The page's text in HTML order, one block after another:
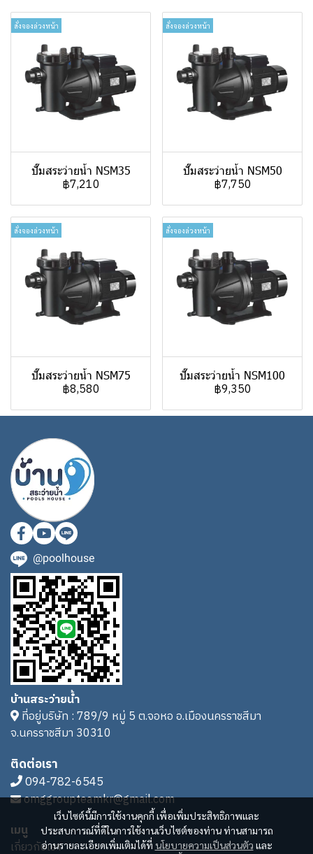
สั่งจองล่วงหน้า
ปั๊มสระว่ายน้ำ NSM35
฿7,210
สั่งจองล่วงหน้า
ปั๊มสระว่ายน้ำ NSM50
฿7,750
สั่งจองล่วงหน้า
ปั๊มสระว่ายน้ำ NSM75
฿8,580
สั่งจองล่วงหน้า
ปั๊มสระว่ายน้ำ NSM100
฿9,350
เว็บไซต์นี้มีการใช้งานคุกกี้ เพื่อเพิ่มประสิทธิภาพและ
ประสบการณ์ที่ดีในการใช้งานเว็บไซต์ของท่าน ท่านสามารถ
อ่านรายละเอียดเพิ่มเติมได้ที่ นโยบายความเป็นส่วนตัว และ
@poolhouse
บ้านสระว่ายน้ำ
ที่อยู่บริษัท : 789/9 หมู่ 5 ต.จอหอ อ.เมืองนครราชสีมา
จ.นครราชสีมา 30310
ติดต่อเรา
094-782-6545
omggroupteamkr@gmail.com
เมนู
เกี่ยวกับเรา